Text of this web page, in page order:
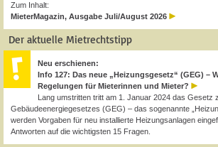
Zum Inhalt:
MieterMagazin, Ausgabe Juli/August 2026
Der aktuelle Mietrechtstipp
Neu erschienen:
Info 127: Das neue „Heizungsgesetz“ (GEG) –
Regelungen für Mieterinnen und Mieter?
Lang umstritten tritt am 1. Januar 2024 das Gesetz
Gebäudeenergiegesetzes (GEG) – das sogenannte
werden Vorgaben für neu installierte Heizungsanlagen
Antworten auf die wichtigsten 15 Fragen.